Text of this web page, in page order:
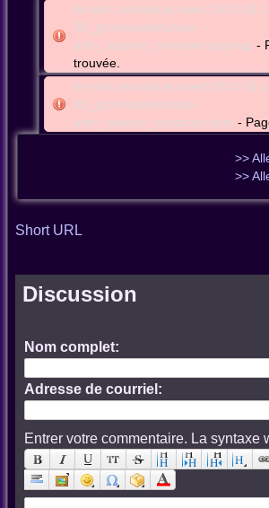
be:wbr:cmntubize:meet:2024-02-
30_gcmnbewbrtubize-
adm_seance_conscmn:argmap -
trouvée.
be:wbr:cmntubize:meet:2024-02-
30_gcmnbewbrtubize-
adm_seance_conscmn:bpm -
>>
>>
Short URL
Discussion
Nom complet:
Adresse de courriel:
Entrer votre commentaire. La syntaxe